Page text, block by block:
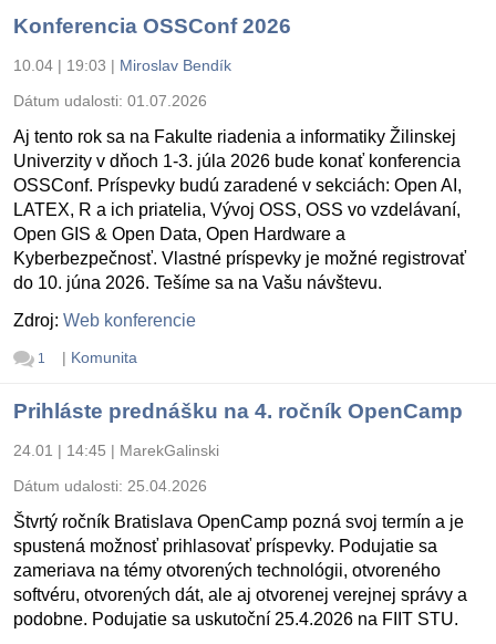
Konferencia OSSConf 2026
10.04 | 19:03 | Miroslav Bendík
Dátum udalosti: 01.07.2026
Aj tento rok sa na Fakulte riadenia a informatiky Žilinskej
Univerzity v dňoch 1-3. júla 2026 bude konať konferencia
OSSConf. Príspevky budú zaradené v sekciách: Open AI,
LATEX, R a ich priatelia, Vývoj OSS, OSS vo vzdelávaní,
Open GIS & Open Data, Open Hardware a
Kyberbezpečnosť. Vlastné príspevky je možné registrovať
do 10. júna 2026. Tešíme sa na Vašu návštevu.
Zdroj: Web konferencie
1 | Komunita
Prihláste prednášku na 4. ročník OpenCamp
24.01 | 14:45 | MarekGalinski
Dátum udalosti: 25.04.2026
Štvrtý ročník Bratislava OpenCamp pozná svoj termín a je
spustená možnosť prihlasovať príspevky. Podujatie sa
zameriava na témy otvorených technológii, otvoreného
softvéru, otvorených dát, ale aj otvorenej verejnej správy a
podobne. Podujatie sa uskutoční 25.4.2026 na FIIT STU.